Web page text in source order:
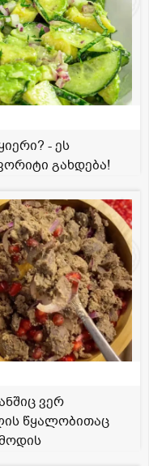
- ეს
გახდება!
ვერ
წყალობითაც